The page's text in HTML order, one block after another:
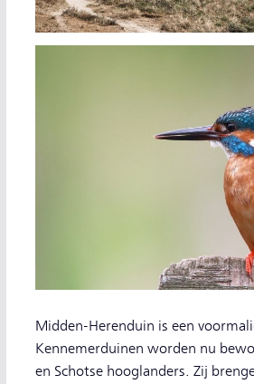
Midden-Herenduin is een
Kennemerduinen worden nu
en Schotse hooglanders. Zij